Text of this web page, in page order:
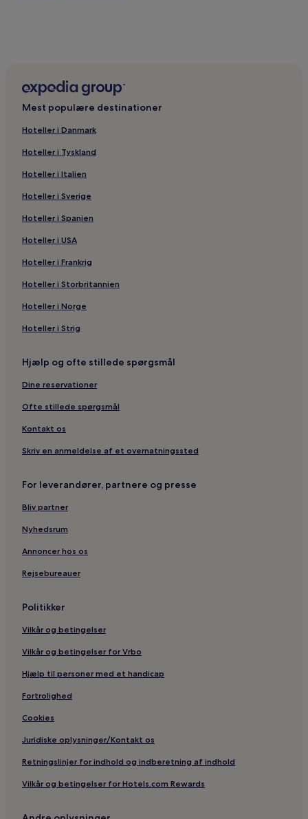
Mest populære destinationer
Hoteller i Danmark
Hoteller i Tyskland
Hoteller i Italien
Hoteller i Sverige
Hoteller i Spanien
Hoteller i USA
Hoteller i Frankrig
Hoteller i Storbritannien
Hoteller i Norge
Hoteller i Strig
Hjælp og ofte stillede spørgsmål
Dine reservationer
Ofte stillede spørgsmål
Kontakt os
Skriv en anmeldelse af et overnatningssted
For leverandører, partnere og presse
Bliv partner
Nyhedsrum
Annoncer hos os
Rejsebureauer
Politikker
Vilkår og betingelser
Vilkår og betingelser for Vrbo
Hjælp til personer med et handicap
Fortrolighed
Cookies
Juridiske oplysninger/Kontakt os
Retningslinjer for indhold og indberetning af indhold
Vilkår og betingelser for Hotels.com Rewards